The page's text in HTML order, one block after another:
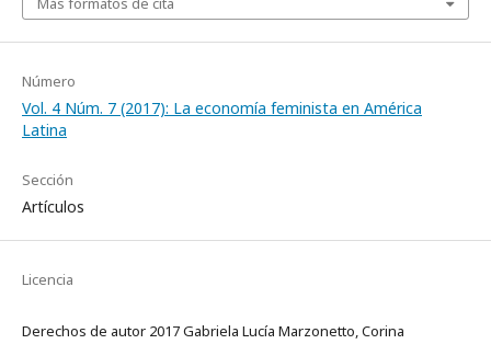
Número
Vol. 4 Núm. 7 (2017): La economía feminista en América
Latina
Sección
Artículos
Licencia
Derechos de autor 2017 Gabriela Lucía Marzonetto, Corina